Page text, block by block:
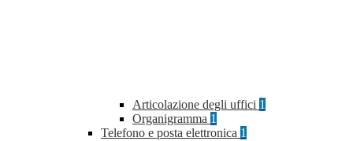
Articolazione degli uffici 1
Organigramma 1
Telefono e posta elettronica 1